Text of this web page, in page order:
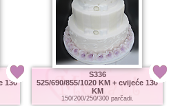
130
S336
525/690/855/1020 KM + cvijeće 130
KM
150/200/250/300 parčadi.